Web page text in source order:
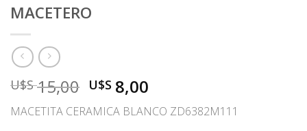
MACETERO
U$S15,00 El
precio
original
U$S 8,00
precio
actual
MACETITA CERAMICA BLANCO ZD6382M111